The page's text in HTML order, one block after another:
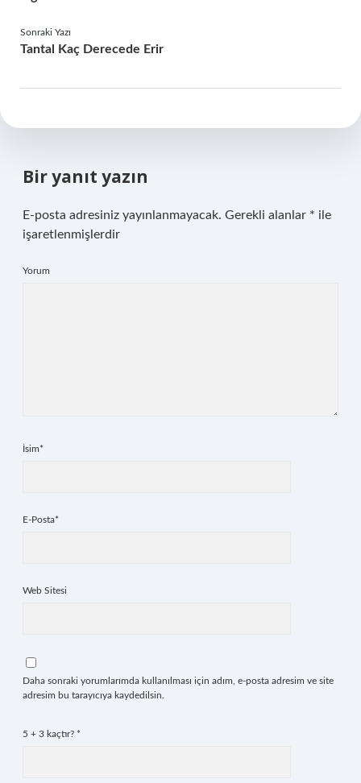
Sonraki Yazı
Tantal Kaç Derecede Erir
Bir yanıt yazın
E-posta adresiniz yayınlanmayacak. Gerekli alanlar * ile
işaretlenmişlerdir
Yorum
İsim*
E-Posta*
Web Sitesi
Daha sonraki yorumlarımda kullanılması için adım, e-posta adresim ve site
adresim bu tarayıcıya kaydedilsin.
5 + 3 kaçtır? *